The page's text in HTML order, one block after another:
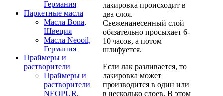
Германия
Паркетные масла
Масла Bona,
Швеция
Масла Neooil,
Германия
Праймеры и
растворители
Праймеры и
растворители
NEOPUR,
лакировка происходит в
два слоя.
Свеженанесенный слой
обязательно просыхает 6-
10 часов, а потом
шлифуется.
Если лак разливается, то
лакировка может
производится в один или
в несколько слоев. В этом